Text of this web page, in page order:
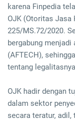
karena Finpedia
OJK (Otoritas Jasa
225/MS.72/2020.
bergabung
(AFTECH),
tentang
OJK hadir dengan
dalam sektor
secara teratur, adil,